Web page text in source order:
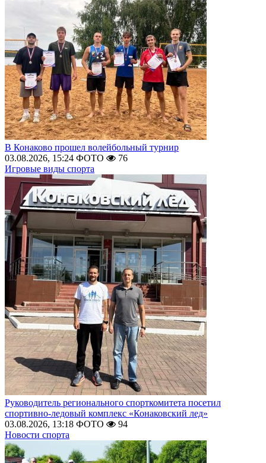
В Конаково прошел волейбольный турнир
03.08.2026, 15:24 ФОТО
76
Игровые виды спорта
Руководитель регионального спорткомитета посетил
спортивно-ледовый комплекс «Конаковский лед»
03.08.2026, 13:18 ФОТО
94
Новости спорта